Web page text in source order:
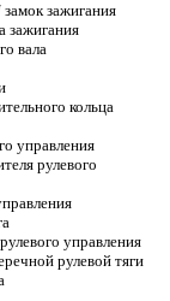
зажигания
зажигания
вала
кольца
управления
рулевого
управления
рулевой тяги